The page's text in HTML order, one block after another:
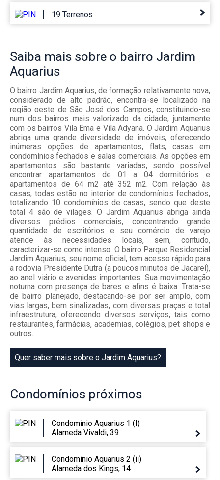
19 Terrenos
Saiba mais sobre o bairro Jardim
Aquarius
O bairro Jardim Aquarius, de formação relativamente nova,
considerado de alto padrão, encontra-se localizado na
região oeste de São José dos Campos, constituindo-se
num dos bairros mais valorizado da cidade, juntamente
com os bairros Vila Ema e Vila Adyana. O Jardim Aquarius
abriga uma grande diversidade de imóveis, oferecendo
inúmeras opções de apartamentos, flats, casas em
condomínios fechados e salas comerciais. As opções em
apartamentos são bastante variadas, sendo possível
encontrar apartamentos de 01 a 04 dormitórios e
apartamentos de 64 m2 até 352 m2. Com relação às
casas, todas estão no interior de condomínios fechados,
totalizando 10 condomínios de casas, sendo que deste
total 4 são de vilages. O Jardim Aquarius abriga ainda
diversos prédios comerciais, concentrando grande
quantidade de escritórios e seu comércio de varejo
atende às necessidades locais, sem, contudo,
caracterizar-se como intenso. O bairro Parque Residencial
Jardim Aquarius, seu nome oficial, tem acesso rápido para
a rodovia Presidente Dutra (a poucos minutos de Jacareí),
ao anel viário e avenidas importantes. Sua movimentação
noturna com presença de bares e afins é baixa. Trata-se
de bairro planejado, destacando-se por ser amplo, com
vias largas, bem sinalizadas, com diversas praças e total
infraestrutura, oferecendo diversos serviços, tais como
restaurantes, farmácias, academias, colégios, pet shops e
outros.
Quer saber mais sobre o Jardim Aquarius?
Condomínios próximos
Condomínio Aquarius 1 (I)
Alameda Vivaldi, 39
Condominio Aquarius 2 (ii)
Alameda dos Kings, 14